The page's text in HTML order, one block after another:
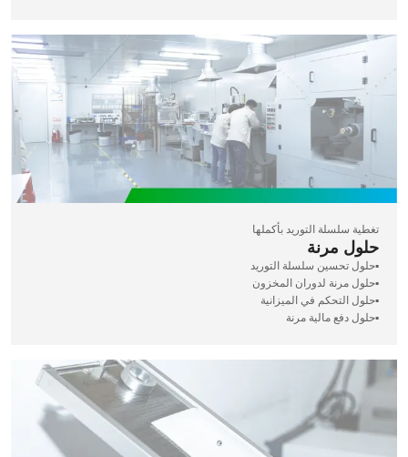
تغطية سلسلة التوريد بأكملها
حلول مرنة
▪️حلول تحسين سلسلة التوريد
▪️حلول مرنة لدوران المخزون
▪️حلول التحكم في الميزانية
▪️حلول دفع مالية مرنة